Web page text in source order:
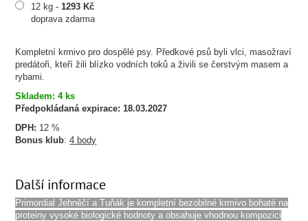
Kompletní krmivo pro dospělé psy. Předkové psů byli vlci, masožraví
predátoři, kteří žili blízko vodních toků a živili se čerstvým masem a
rybami.
Skladem: 4 ks
Předpokládaná expirace: 18.03.2027
DPH: 12 %
Bonus klub:4 body
12 kg -1293 Kč
doprava zdarma
Další informace
Primordial Jehněčí a Tuňák je kompletní bezobilné krmivo bohaté na
proteiny vysoké biologické hodnoty a obsahuje vhodnou kompozici